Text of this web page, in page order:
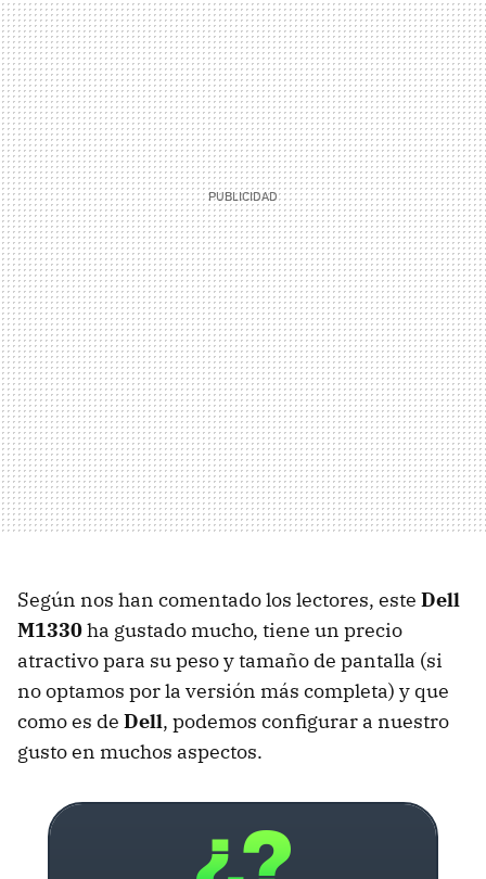
Según nos han comentado los lectores, este Dell
M1330ha gustado mucho, tiene un precio
atractivo para su peso y tamaño de pantalla (si
no optamos por la versión más completa) y que
como es de Dell, podemos configurar a nuestro
gusto en muchos aspectos.